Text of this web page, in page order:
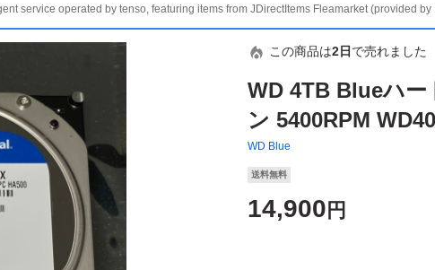
service operated by tenso, featuring items from JDirectItems Fleamarket (provided by
この商品は2日 で売れました
WD 4TB Blueハー
ン 5400RPM
WD Blue
送料無料
14,900 円